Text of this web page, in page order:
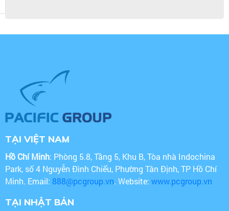
TẠI VIỆT NAM
Hồ Chí Minh: Phòng 5.8, Tầng 5, Khu B, Tòa nhà Indochina
Park, số 4 Nguyễn Đình Chiểu, Phường Tân Định, TP Hồ Chí
Minh. Email: 888@pcgroup.vn. Website: www.pcgroup.vn
TẠI NHẬT BẢN